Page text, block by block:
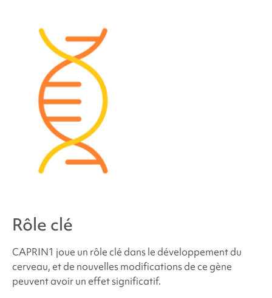
Comment le syndrome lié à CAPRIN1
Troubles du comportement et du développement
liés ausyndrome lié à CAPRIN1
Troubles du comportement et du développement
liés ausyndrome de perte de fonction de CAPRIN1
Problèmes médicaux et physiques liés au
Troubles du comportement et du développement
liés ausyndrome de gain de fonction CAPRIN1
Où puis-je trouver du soutien et des ressources ?
Rôle clé
CAPRIN1 joue un rôle clé dans le développement du
cerveau, et de nouvelles modifications de ce gène
peuvent avoir un effet significatif.